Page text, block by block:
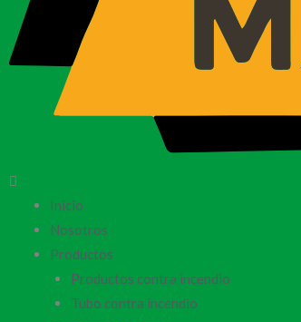
Inicio
Nosotros
Productos
Productos contra incendio
Tubo contra incendio